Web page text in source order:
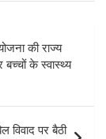
की राज्य
के स्वास्थ्य
विवाद पर बैठी